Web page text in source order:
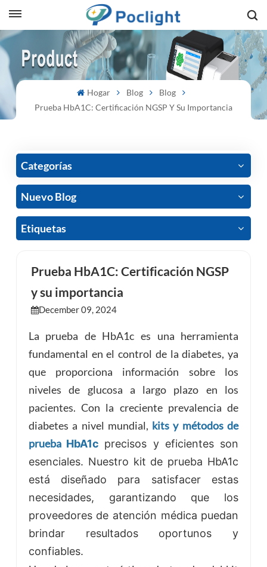
Hogar Blog
Blog
Prueba HbA1C: Certificación NGSP Y Su Importancia
Categorías
Nuevo Blog
Etiquetas
Prueba HbA1C: Certificación NGSP
y su importancia
December 09, 2024
La prueba de HbA1c es una herramienta
fundamental en el control de la diabetes, ya
que proporciona información sobre los
niveles de glucosa a largo plazo en los
pacientes. Con la creciente prevalencia de
diabetes a nivel mundial, kits y métodos de
prueba HbA1c precisos y eficientes son
esenciales. Nuestro kit de prueba HbA1c
está diseñado para satisfacer estas
necesidades, garantizando que los
proveedores de atención médica puedan
brindar resultados oportunos y
confiables.